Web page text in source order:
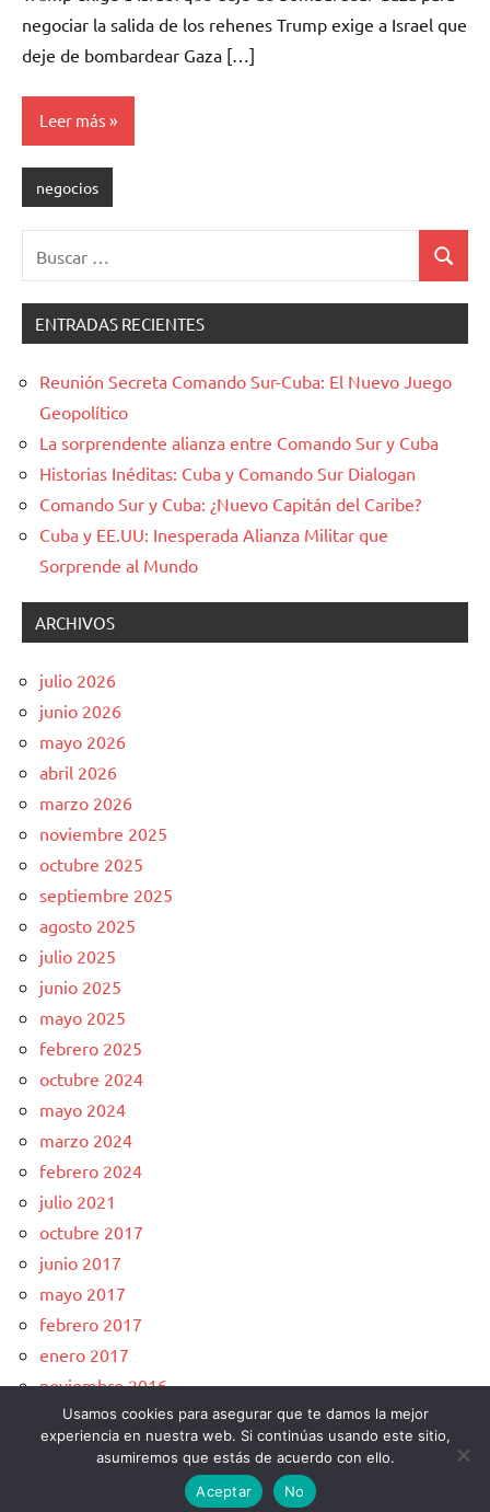
negociar la salida de los rehenes Trump exige a Israel que
deje de bombardear Gaza […]
Leer más
negocios
Buscar
ENTRADAS RECIENTES
Reunión Secreta Comando Sur-Cuba: El Nuevo Juego
Geopolítico
La sorprendente alianza entre Comando Sur y Cuba
Historias Inéditas: Cuba y Comando Sur Dialogan
Comando Sur y Cuba: ¿Nuevo Capitán del Caribe?
Cuba y EE.UU: Inesperada Alianza Militar que
Sorprende al Mundo
ARCHIVOS
julio 2026
junio 2026
mayo 2026
abril 2026
marzo 2026
noviembre 2025
octubre 2025
septiembre 2025
agosto 2025
julio 2025
junio 2025
mayo 2025
febrero 2025
octubre 2024
mayo 2024
marzo 2024
febrero 2024
julio 2021
octubre 2017
junio 2017
mayo 2017
febrero 2017
enero 2017
noviembre 2016
english
Tema de WordPress: Dynamico de ThemeZee.
Usamos cookies para asegurar que te damos la mejor
experiencia en nuestra web. Si continúas usando este sitio,
asumiremos que estás de acuerdo con ello.
Aceptar
No